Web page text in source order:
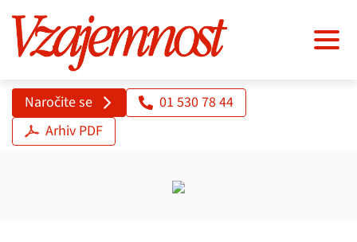
Naročite se
01 530 78 44
Arhiv PDF